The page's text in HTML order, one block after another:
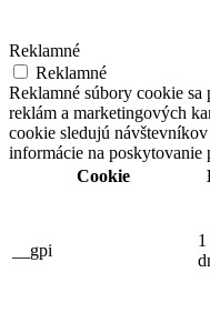
Reklamné
Reklamné
Reklamné súbory cookie
reklám a marketingových
cookie sledujú
informácie na poskytovanie
Cookie
__gpi